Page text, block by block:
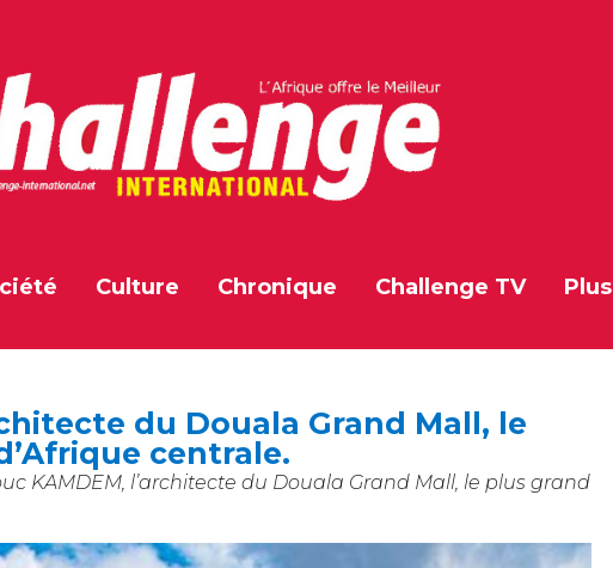
Culture Chronique Challenge TV Plus
du Douala Grand Mall, le
centrale.
KAMDEM, l’architecte du Douala Grand Mall, le plus grand